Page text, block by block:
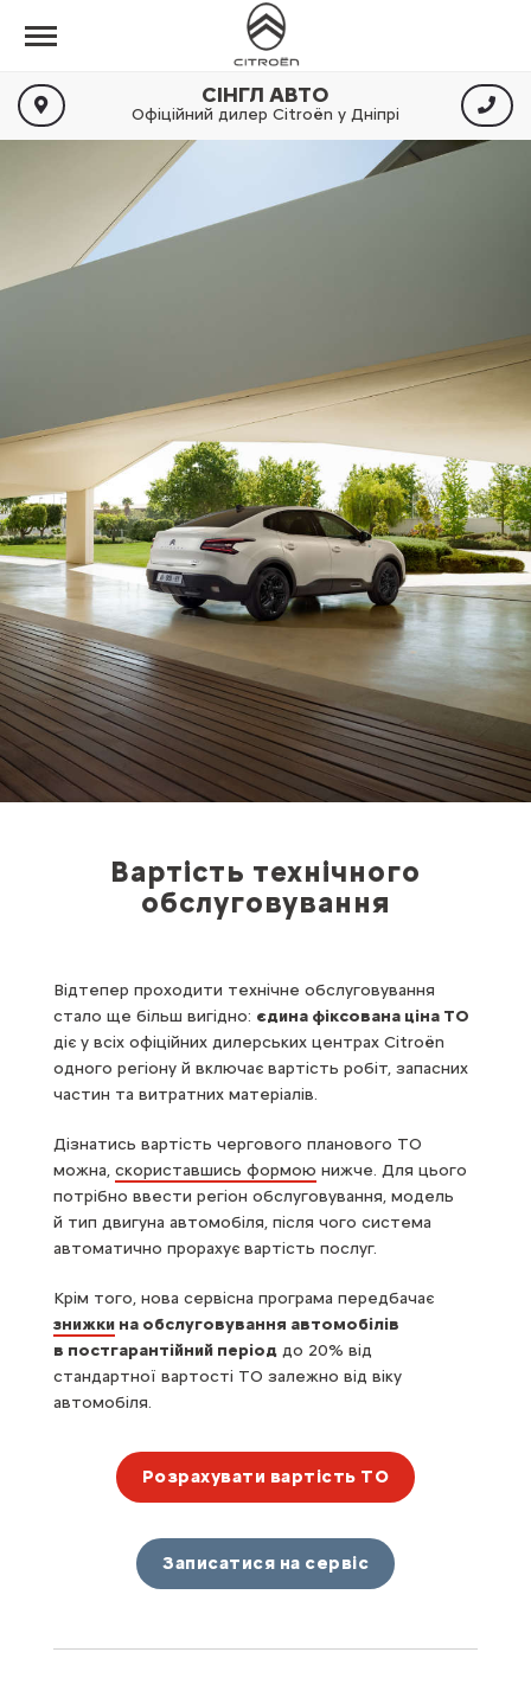
СІНГЛ АВТО
Офіційний дилер Citroën у Дніпрі
Вартість технічного
обслуговування
Відтепер проходити технічне обслуговування
стало ще більш вигідно: єдина фіксована ціна ТО
діє у всіх офіційних дилерських центрах Citroën
одного регіону й включає вартість робіт, запасних
частин та витратних матеріалів.
Дізнатись вартість чергового планового ТО
можна, скориставшись формою нижче. Для цього
потрібно ввести регіон обслуговування, модель
й тип двигуна автомобіля, після чого система
автоматично прорахує вартість послуг.
Крім того, нова сервісна програма передбачає
знижки на обслуговування автомобілів
в постгарантійний період до 20% від
стандартної вартості ТО залежно від віку
автомобіля.
Розрахувати вартість ТО
Записатися на сервіс